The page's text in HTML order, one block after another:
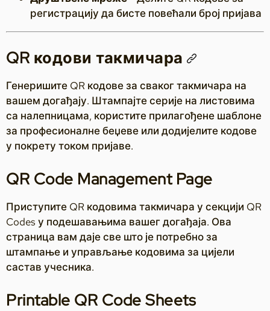
регистрацију да бисте повећали број пријава
QR кодови такмичара
Генеришите QR кодове за сваког такмичара на
вашем догађају. Штампајте серије на листовима
са налепницама, користите прилагођене шаблоне
за професионалне беџеве или додијелите кодове
у покрету током пријаве.
QR Code Management Page
Приступите QR кодовима такмичара у секцији QR
Codes у подешавањима вашег догађаја. Ова
страница вам даје све што је потребно за
штампање и управљање кодовима за цијели
састав учесника.
Printable QR Code Sheets